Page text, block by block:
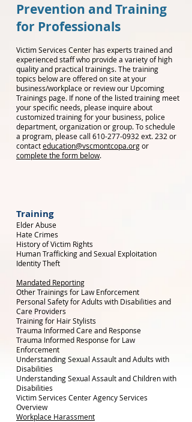
Prevention and Training
for Professionals
Victim Services Center has experts trained and
experienced staff who provide a variety of high
quality and practical trainings. The training
topics below are offered on site at your
business/workplace or review our Upcoming
Trainings page. If none of the listed training meet
your specific needs, please inquire about
customized training for your business, police
department, organization or group. To schedule
a program, please call 610-277-0932 ext. 232 or
contacteducation@vscmontcopa.orgor
complete the form below.
Training
Elder Abuse
Hate Crimes
History of Victim Rights
Human Trafficking and Sexual Exploitation
Identity Theft
Mandated Reporting
Other Trainings for Law Enforcement
Personal Safety for Adults with Disabilities and
Care Providers
Training for Hair Stylists
Trauma Informed Care and Response
Trauma Informed Response for Law
Enforcement
Understanding Sexual Assault and Adults with
Disabilities
Understanding Sexual Assault and Children with
Disabilities
Victim Services Center Agency Services
Overview
Workplace Harassment